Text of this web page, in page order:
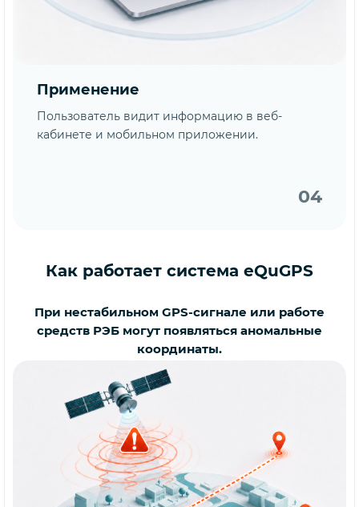
Применение
Пользователь видит информацию в веб-
кабинете и мобильном приложении.
04
Как работает система eQuGPS
При нестабильном GPS-сигнале или работе
средств РЭБ могут появляться аномальные
координаты.